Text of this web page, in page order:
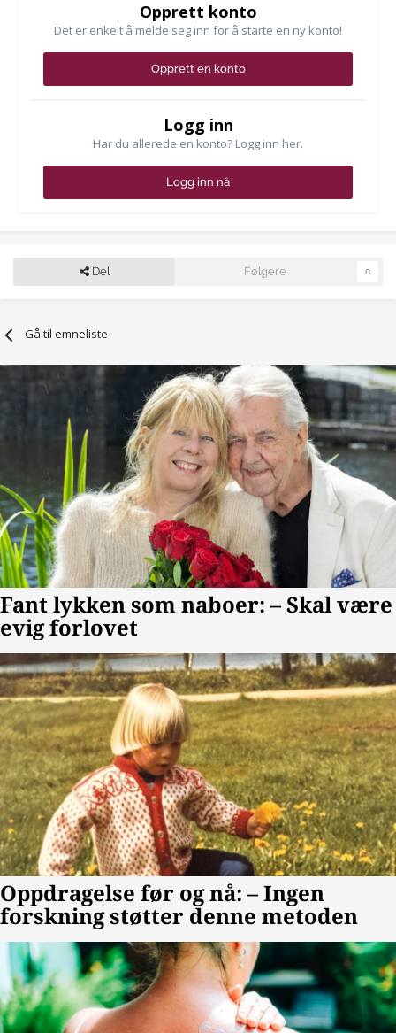
Opprett konto
Det er enkelt å melde seg inn for å starte en ny konto!
Opprett en konto
Logg inn
Har du allerede en konto? Logg inn her.
Logg inn nå
Del Følgere 0
Gå til emneliste